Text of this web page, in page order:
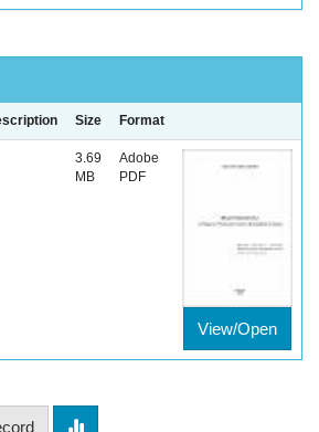
Size Format
3.69
MB
Adobe
PDF
View/Open